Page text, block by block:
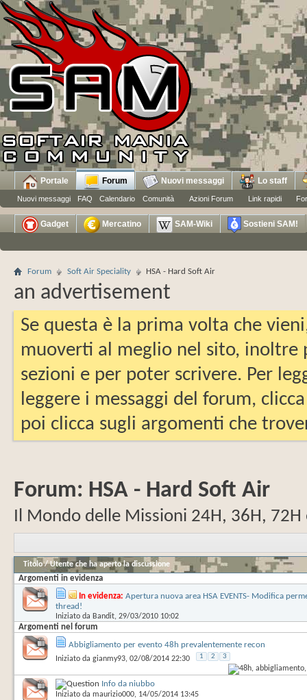
Portale Forum
Nuovi messaggi FAQ Calendario Comunità Azioni Forum Link rapidi
Nuovi messaggi Lo staff
Gadget Mercatino SAM-Wiki Sostieni SAM!
Forum Soft Air Speciality HSA - Hard Soft Air
an advertisement
Se questa è la prima volta che
muoverti al meglio nel sito, inoltre
sezioni e per poter scrivere. Per
leggere i messaggi del forum,
poi clicca sugli argomenti che
Forum: HSA - Hard Soft Air
Il Mondo delle Missioni 24H, 36H,
Titolo/Utente che ha aperto la discussione
Argomenti in evidenza
In evidenza: Apertura nuova area HSA EVENTS- Modifica
thread!
Iniziato da Bandit‎, 29/03/2010 10:02
Argomenti nel forum
Abbigliamento per evento 48h prevalentemente recon
Iniziato da gianmy93‎, 02/08/2014 22:30 1 2 3
Info da niubbo
Iniziato da maurizio000‎, 14/05/2014 13:45